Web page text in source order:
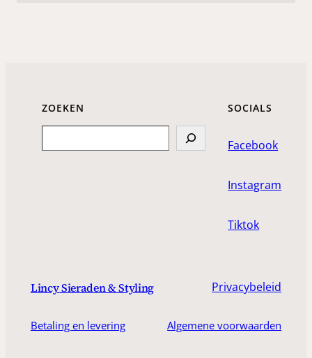
ZOEKEN SOCIALS
Facebook
Instagram
Tiktok
Lincy Sieraden & Styling Privacybeleid
Betaling en levering Algemene voorwaarden